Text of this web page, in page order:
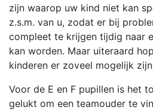
zijn waarop uw kind niet kan
z.s.m. van u, zodat er bij
compleet te krijgen tijdig naar
kan worden. Maar uiteraard
kinderen er zoveel mogelijk
Voor de E en F pupillen is het
gelukt om een teamouder te